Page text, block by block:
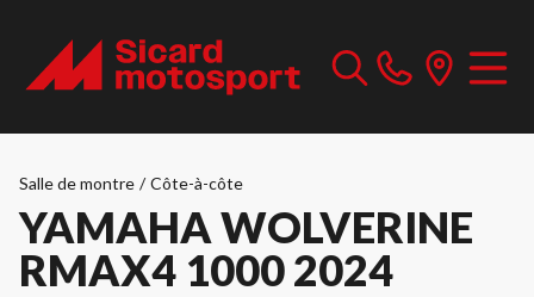
Salle de montre / Côte-à-côte
YAMAHA WOLVERINE
RMAX4 1000 2024